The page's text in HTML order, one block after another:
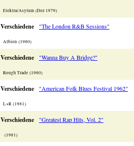
Elektra/Asylum (Dez 1979)
Verschiedene "The London R&B Sessions"
Albion (1980)
Verschiedene "Wanna Buy A Bridge?"
Rough Trade (1980)
Verschiedene "American Folk Blues Festival 1962"
L+R (1981)
Verschiedene "Greatest Rap Hits, Vol. 2"
(1981)